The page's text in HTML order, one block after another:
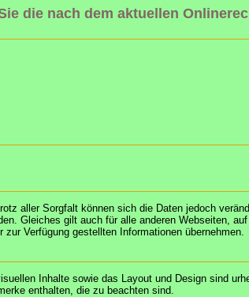
die nach dem aktuellen
aller Sorgfalt können sich die Daten jedoch
Gleiches gilt auch für alle anderen Webseiten,
Verfügung gestellten Informationen übernehmen.
Inhalte sowie das Layout und Design sind
enthalten, die zu beachten sind.